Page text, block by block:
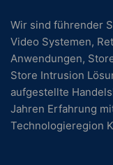
Wir sind führender
Video Systemen,
Anwendungen,
Store Intrusion
aufgestellte
Jahren Erfahrung
Technologieregion